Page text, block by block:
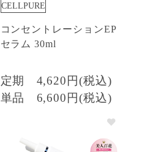
CELLPURE
コンセントレーションEP
セラム 30ml
定期
4,620円(税込)
単品
6,600円(税込)